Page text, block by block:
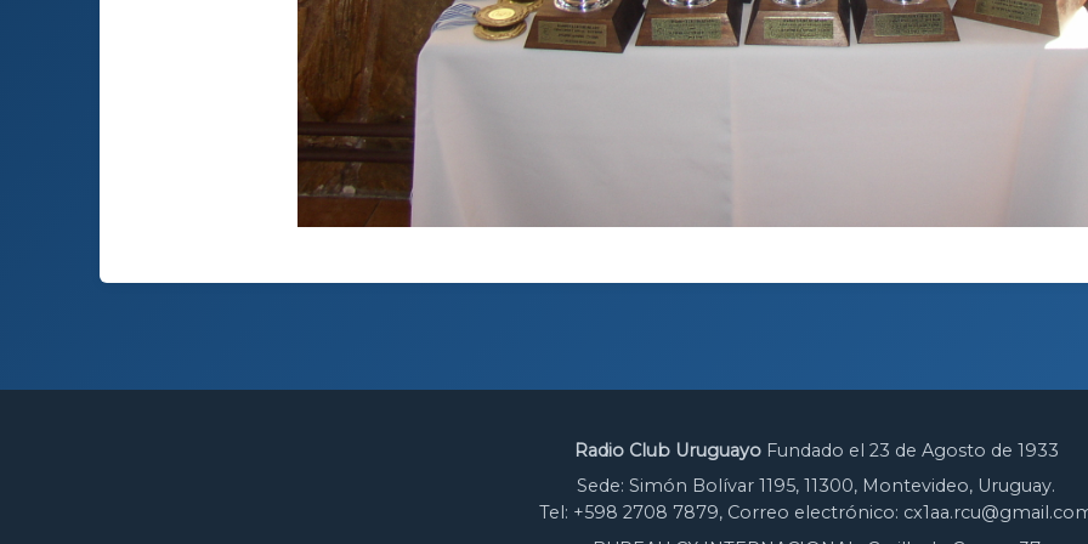
Radio Club UruguayoFundado el 23 de Agosto de 1933
Sede: Simón Bolívar 1195, 11300, Montevideo, Uruguay.
Tel: +598 2708 7879, Correo electrónico: